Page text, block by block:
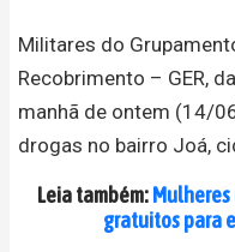
Militares do
Recobrimento – GER,
manhã de ontem (14/
drogas no bairro Joá,
Leia também:Mulheres
gratuitos para